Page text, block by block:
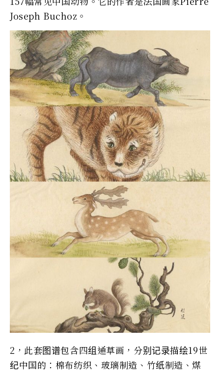
Joseph Buchoz。
2，此套图谱包含四组通草画，分别记录描绘19世
纪中国的：棉布纺织、玻璃制造、竹纸制造、煤